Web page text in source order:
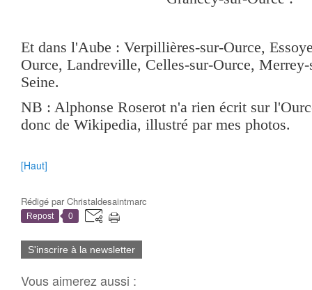
Et dans l'Aube : Verpillières-sur-Ource,
Ource, Landreville, Celles-sur-Ource,
Seine.
NB : Alphonse Roserot n'a rien écrit sur
donc de Wikipedia, illustré par mes photos.
[Haut]
Rédigé parChristaldesaintmarc
Repost 0
S'inscrire à la newsletter
Vous aimerez aussi :